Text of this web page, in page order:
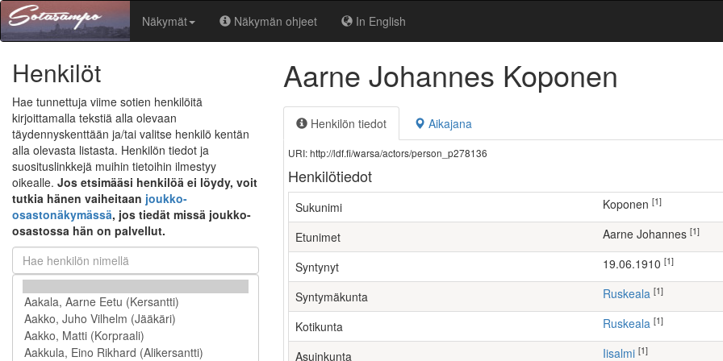
Näkymät Näkymän ohjeet In English
Henkilöt
Hae tunnettuja viime sotien henkilöitä
kirjoittamalla tekstiä alla olevaan
täydennyskenttään ja/tai valitse henkilö kentän
alla olevasta listasta. Henkilön tiedot ja
suosituslinkkejä muihin tietoihin ilmestyy
oikealle. Jos etsimääsi henkilöä ei löydy, voit
tutkia hänen vaiheitaan joukko-
osastonäkymässä, jos tiedät missä joukko-
osastossa hän on palvellut.
Aarne Johannes Koponen
Henkilön tiedot Aikajana
URI: http://ldf.fi/warsa/actors/person_p278136
Henkilötiedot
Sukunimi Koponen [1]
Etunimet Aarne Johannes [1]
Syntynyt 19.06.1910 [1]
Syntymäkunta Ruskeala [1]
Kotikunta Ruskeala [1]
Asuinkunta Iisalmi [1]